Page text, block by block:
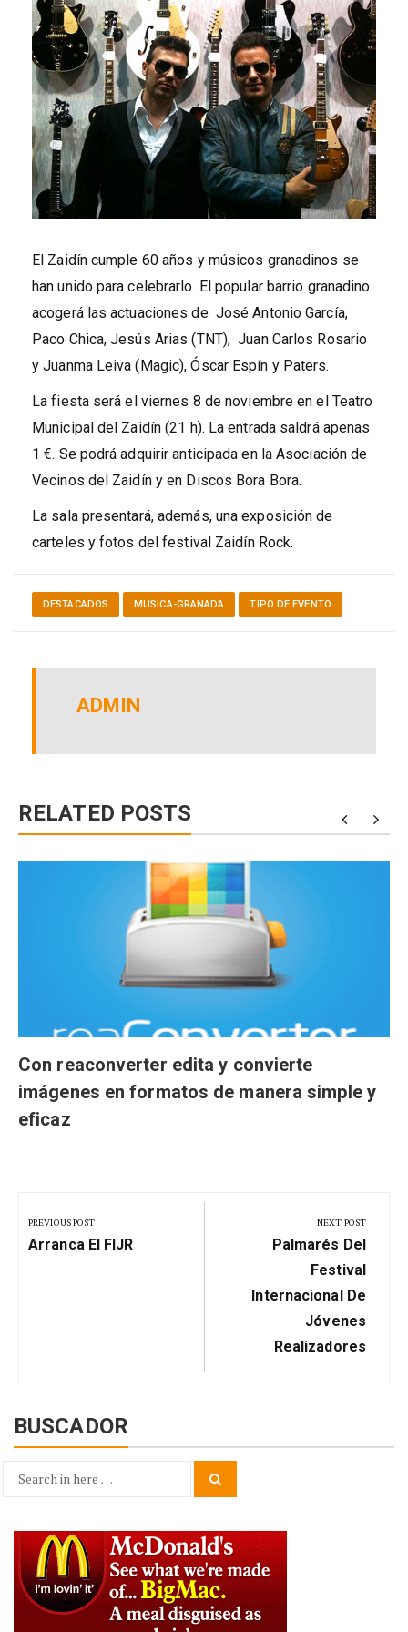
El Zaidín cumple 60 años y músicos granadinos se
han unido para celebrarlo. El popular barrio granadino
acogerá las actuaciones de José Antonio García,
Paco Chica, Jesús Arias (TNT), Juan Carlos Rosario
y Juanma Leiva (Magic), Óscar Espín y Paters.
La fiesta será el viernes 8 de noviembre en el Teatro
Municipal del Zaidín (21 h). La entrada saldrá apenas
1 €. Se podrá adquirir anticipada en la Asociación de
Vecinos del Zaidín y en Discos Bora Bora.
La sala presentará, además, una exposición de
carteles y fotos del festival Zaidín Rock.
DESTACADOS MUSICA-GRANADA TIPO DE EVENTO
ADMIN
RELATED POSTS
Con reaconverter edita y convierte
imágenes en formatos de manera simple y
eficaz
de
entradas
PREVIOUS POST
Previous
Arranca El FIJR
NEXT POST
Next
Palmarés Del
Festival
Internacional De
Jóvenes
Realizadores
BUSCADOR
Search